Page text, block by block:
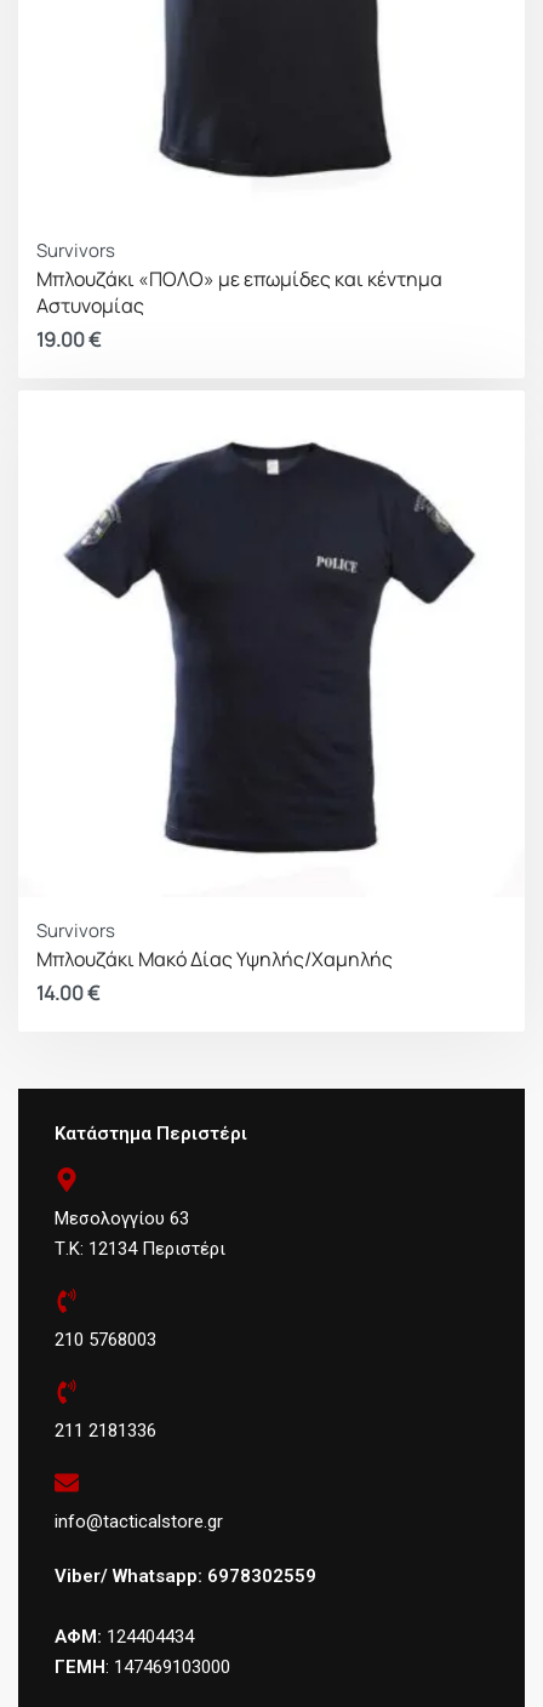
Survivors
Μπλουζάκι «ΠΟΛΟ» με επωμίδες και κέντημα
Αστυνομίας
19.00€
Survivors
Μπλουζάκι Μακό Δίας Υψηλής/Χαμηλής
14.00€
Κατάστημα Περιστέρι
Μεσολογγίου 63
Τ.Κ: 12134 Περιστέρι
210 5768003
211 2181336
info@tacticalstore.gr
Viber/ Whatsapp: 6978302559
ΑΦΜ: 124404434
ΓΕΜΗ: 147469103000